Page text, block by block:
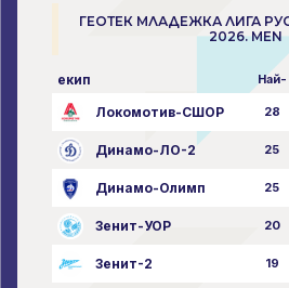
ГЕОТЕК МЛАДЕЖКА ЛИГА
2026. MEN
екип Най-
Локомотив-СШОР 28
Динамо-ЛО-2 25
Динамо-Олимп 25
Зенит-УОР 20
Зенит-2 19